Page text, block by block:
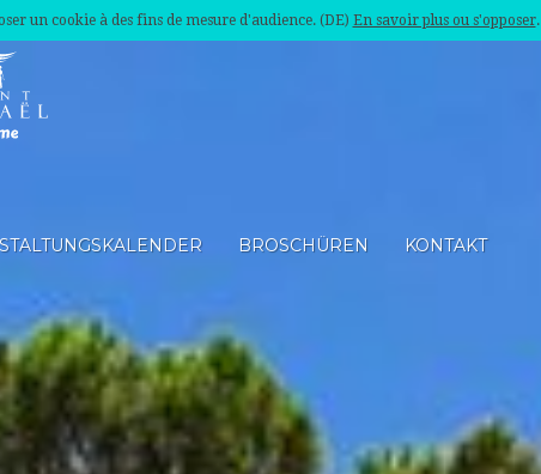
un cookie à des fins de mesure d'audience. (DE) En savoir plus ou s'opposer.
BROSCHÜREN KONTAKT